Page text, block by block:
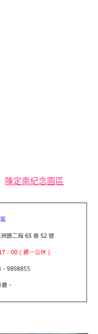
陳定南紀念園區